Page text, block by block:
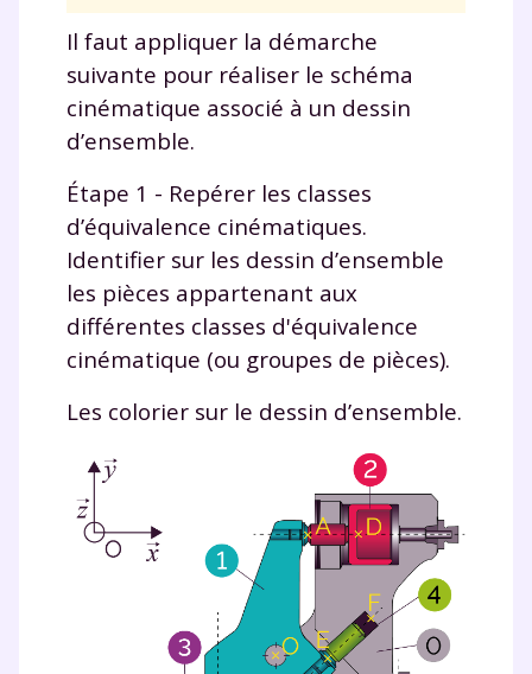
Il faut appliquer la démarche
suivante pour réaliser le schéma
cinématique associé à un dessin
d’ensemble.
Étape 1 - Repérer les classes
d’équivalence cinématiques.
Identifier sur les dessin d’ensemble
les pièces appartenant aux
différentes classes d'équivalence
cinématique (ou groupes de pièces).
Les colorier sur le dessin d’ensemble.